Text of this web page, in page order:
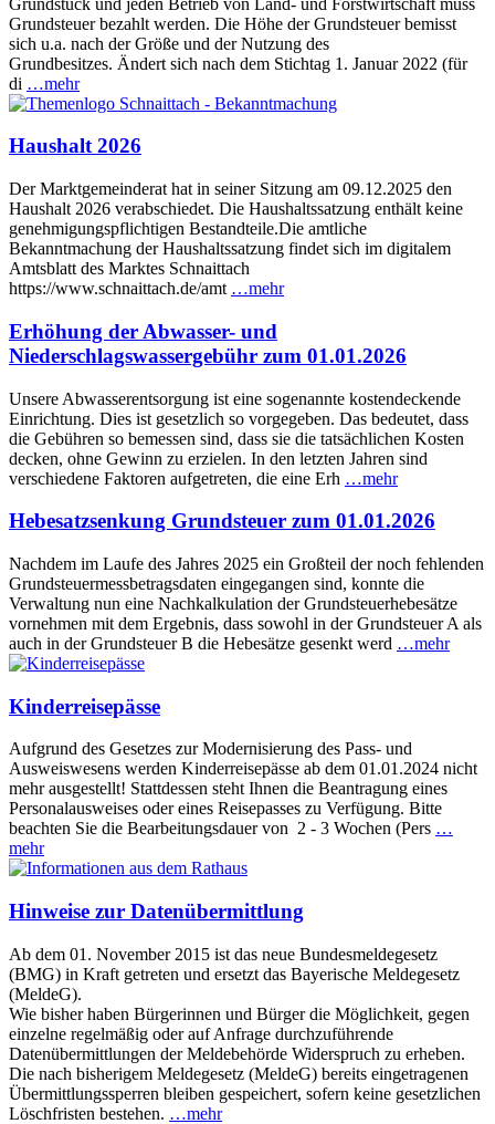
Grundsteuer bezahlt werden. Die Höhe der Grundsteuer bemisst
sich u.a. nach der Größe und der Nutzung des
Grundbesitzes. Ändert sich nach dem Stichtag 1. Januar 2022 (für
di …mehr
Haushalt 2026
Der Marktgemeinderat hat in seiner Sitzung am 09.12.2025 den
Haushalt 2026 verabschiedet. Die Haushaltssatzung enthält keine
genehmigungspflichtigen Bestandteile.Die amtliche
Bekanntmachung der Haushaltssatzung findet sich im digitalem
Amtsblatt des Marktes Schnaittach
https://www.schnaittach.de/amt …mehr
Erhöhung der Abwasser- und
Niederschlagswassergebühr zum 01.01.2026
Unsere Abwasserentsorgung ist eine sogenannte kostendeckende
Einrichtung. Dies ist gesetzlich so vorgegeben. Das bedeutet, dass
die Gebühren so bemessen sind, dass sie die tatsächlichen Kosten
decken, ohne Gewinn zu erzielen. In den letzten Jahren sind
verschiedene Faktoren aufgetreten, die eine Erh …mehr
Hebesatzsenkung Grundsteuer zum 01.01.2026
Nachdem im Laufe des Jahres 2025 ein Großteil der noch fehlenden
Grundsteuermessbetragsdaten eingegangen sind, konnte die
Verwaltung nun eine Nachkalkulation der Grundsteuerhebesätze
vornehmen mit dem Ergebnis, dass sowohl in der Grundsteuer A als
auch in der Grundsteuer B die Hebesätze gesenkt werd …mehr
Kinderreisepässe
Aufgrund des Gesetzes zur Modernisierung des Pass- und
Ausweiswesens werden Kinderreisepässe ab dem 01.01.2024 nicht
mehr ausgestellt! Stattdessen steht Ihnen die Beantragung eines
Personalausweises oder eines Reisepasses zu Verfügung. Bitte
beachten Sie die Bearbeitungsdauer von 2 - 3 Wochen (Pers …
mehr
Hinweise zur Datenübermittlung
Ab dem 01. November 2015 ist das neue Bundesmeldegesetz
(BMG) in Kraft getreten und ersetzt das Bayerische Meldegesetz
(MeldeG).
Wie bisher haben Bürgerinnen und Bürger die Möglichkeit, gegen
einzelne regelmäßig oder auf Anfrage durchzuführende
Datenübermittlungen der Meldebehörde Widerspruch zu erheben.
Die nach bisherigem Meldegesetz (MeldeG) bereits eingetragenen
Übermittlungssperren bleiben gespeichert, sofern keine gesetzlichen
Löschfristen bestehen. …mehr